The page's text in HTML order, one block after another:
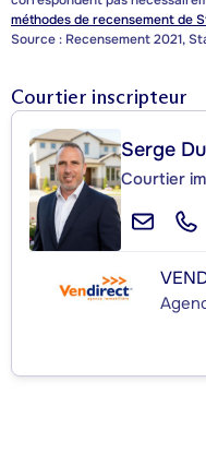
méthodes de recensement de
Source : Recensement 2021,
Courtier inscripteur
Serge
Courtier